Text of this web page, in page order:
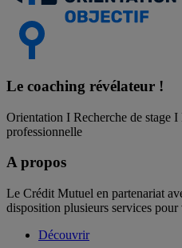
Le coaching révélateur !
Orientation I Recherche de stage
professionnelle
A propos
Le Crédit Mutuel en partenariat
disposition plusieurs services pour
Découvrir